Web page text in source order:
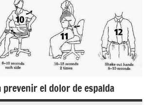
el dolor de espalda